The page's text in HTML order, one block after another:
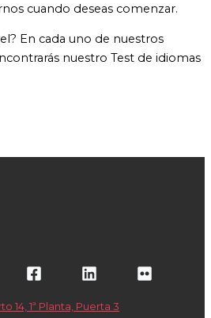
cuando deseas comenzar.
En cada uno de nuestros
nuestro Test de idiomas
14, 1ª Planta, Puerta 3